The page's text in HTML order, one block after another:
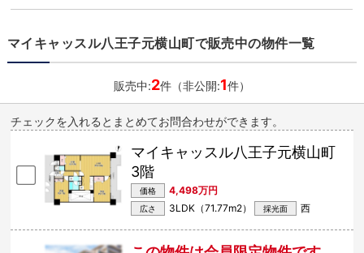
マイキャッスル八王子元横山町で販売中の物件一覧
販売中:2件（非公開:1件）
チェックを入れるとまとめてお問合わせができます。
マイキャッスル八王子元横山町
3階
価格 4,498万円
広さ 3LDK（71.77m2） 採光面 西